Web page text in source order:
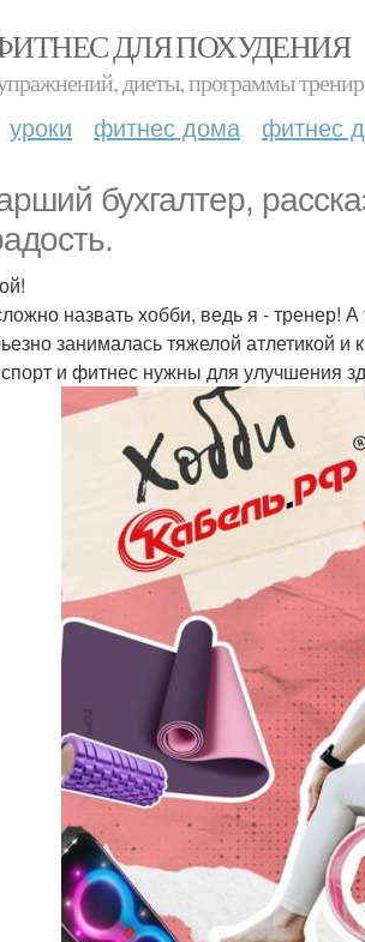
ДЛЯ ПОХУДЕНИЯ
диеты, программы
уроки фитнес дома фитнес
бухгалтер,
назвать хобби, ведь я - тренер! А
занималась тяжелой атлетикой
и фитнес нужны для улучшения